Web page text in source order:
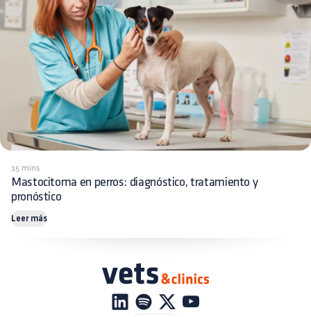
15 mins
Mastocitoma en perros: diagnóstico, tratamiento y
pronóstico
Leer más